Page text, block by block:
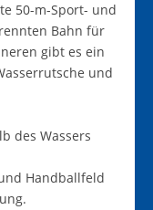
50-m-Sport- und
Bahn für
gibt es ein
und
des Wassers
Handballfeld